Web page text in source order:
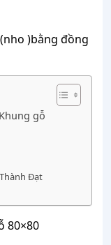
)bằng đồng
gỗ
Đạt
80×80